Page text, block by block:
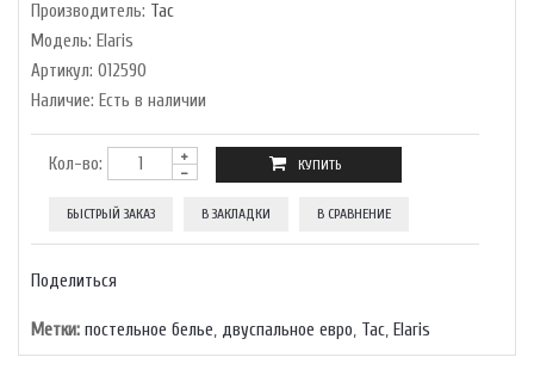
Производитель: Tac
Модель: Elaris
Артикул: 012590
Наличие: Есть в наличии
Кол-во:
БЫСТРЫЙ ЗАКАЗ В ЗАКЛАДКИ В СРАВНЕНИЕ
Поделиться
Метки: постельное белье, двуспальное евро, Тас, Elaris